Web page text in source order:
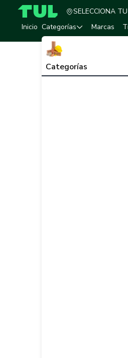
TUL - Tu Marketplace de
SELECCIONA
Inicio Categorías
Categorías
Marcas